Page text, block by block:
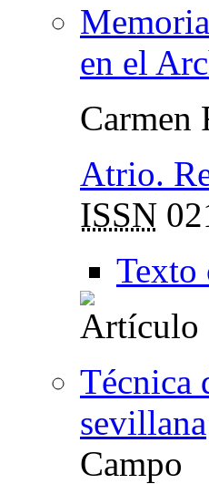
en el
Carmen
Atrio.
ISSN
Texto
Técnica
sevillana
Campo